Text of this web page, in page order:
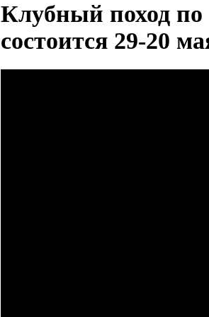
Клубный поход
состоится 29-20